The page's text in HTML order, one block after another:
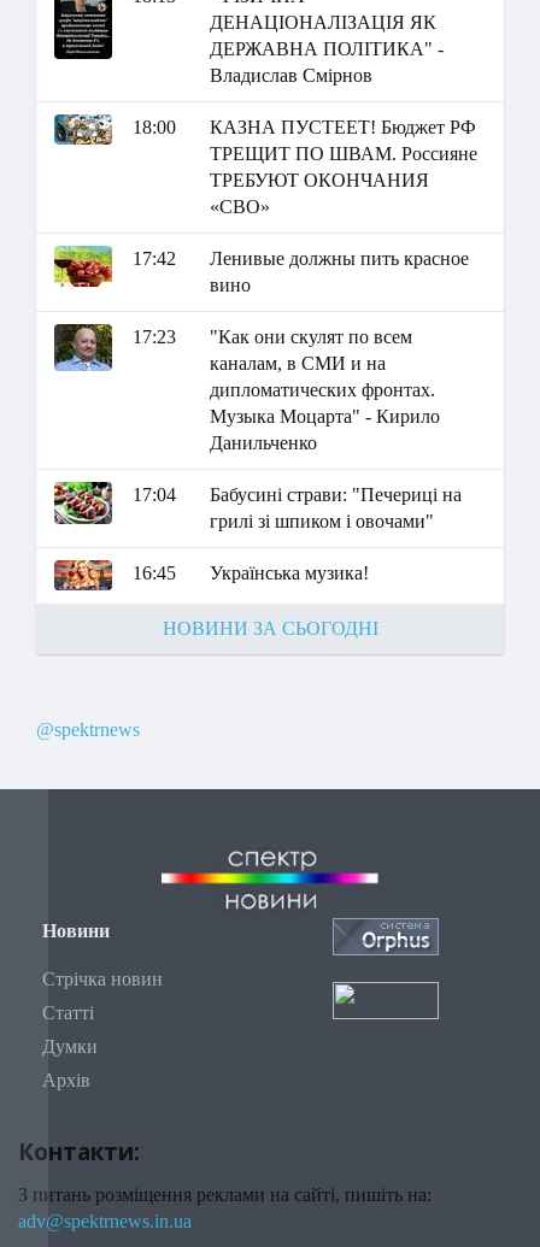
ДЕНАЦІОНАЛІЗАЦІЯ ЯК
ДЕРЖАВНА ПОЛІТИКА" -
Владислав Смірнов
18:00
КАЗНА ПУСТЕЕТ! Бюджет РФ
ТРЕЩИТ ПО ШВАМ. Россияне
ТРЕБУЮТ ОКОНЧАНИЯ
«СВО»
17:42
Ленивые должны пить красное
вино
17:23
"Как они скулят по всем
каналам, в СМИ и на
дипломатических фронтах.
Музыка Моцарта" - Кирило
Данильченко
17:04
Бабусині страви: "Печериці на
грилі зі шпиком і овочами"
16:45 Українська музика!
НОВИНИ ЗА СЬОГОДНІ
@spektrnews
Новини
Стрічка новин
Статті
Думки
Архів
Контакти:
З питань розміщення реклами на сайті, пишіть на:
adv@spektrnews.in.ua